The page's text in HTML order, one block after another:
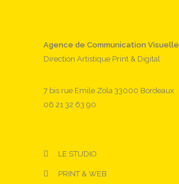
Agence de Communication Visuelle
Direction Artistique Print & Digital
7 bis rue Emile Zola 33000 Bordeaux
06 21 32 63 90
LE STUDIO
PRINT & WEB